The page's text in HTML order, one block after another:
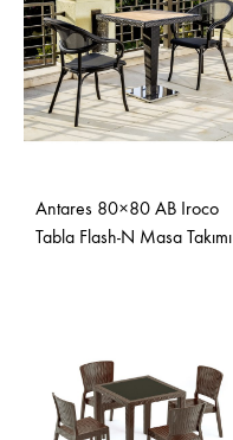
Antares 80×80 AB Iroco
Tabla Flash-N Masa Takımı